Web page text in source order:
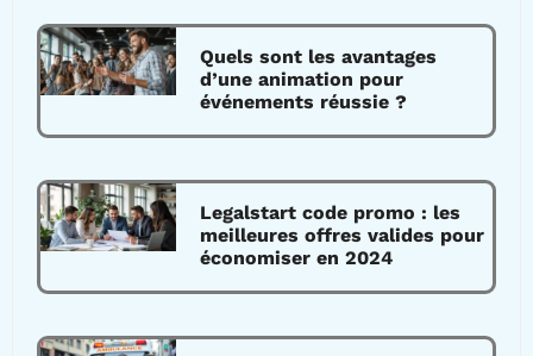
Quels sont les avantages
d’une animation pour
événements réussie ?
Legalstart code promo : les
meilleures offres valides pour
économiser en 2024